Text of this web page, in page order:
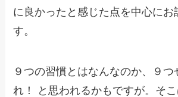
に良かったと感じた点を中心にお
す。
９つの習慣とはなんなのか、９つ
れ！ と思われるかもですが。そ